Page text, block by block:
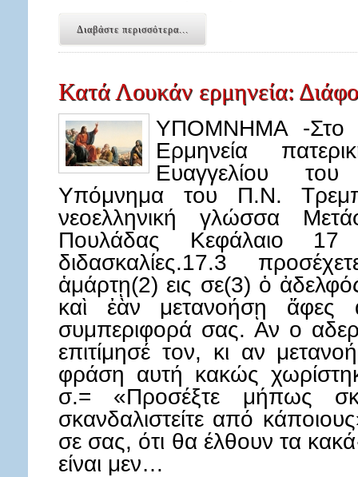
Διαβάστε περισσότερα...
Κατά Λουκάν ερμηνεία:
ΥΠΟΜΝΗΜΑ -Στο
Ερμηνεία
Ευαγγελίου του
Υπόμνημα του Π.Ν.
νεοελληνική γλώσσα
Πουλάδας Κεφάλαιο 17
διδασκαλίες.17.3
ἁμάρτῃ(2) εις σε(3) ὁ
καὶ ἐὰν μετανοήσῃ ἄφες
συμπεριφορά σας. Αν ο
επιτίμησέ τον, κι αν
φράση αυτή κακώς
σ.= «Προσέξτε μήπως
σκανδαλιστείτε από
σε σας, ότι θα έλθουν τα
είναι μεν…